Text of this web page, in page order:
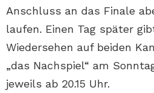
Anschluss an das Finale
laufen. Einen Tag später
Wiedersehen auf beiden
„das Nachspiel“ am
jeweils ab 20.15 Uhr.